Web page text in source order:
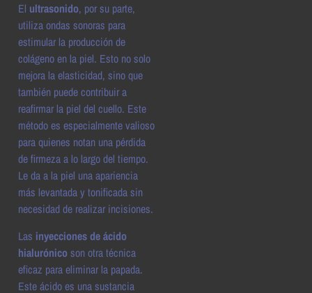
El ultrasonido, por su parte,
utiliza ondas sonoras para
estimular la producción de
colágeno en la piel. Esto no solo
mejora la elasticidad, sino que
también puede contribuir a
reafirmar la piel del cuello. Este
método es especialmente valioso
para quienes notan una pérdida
de firmeza a lo largo del tiempo.
Le da a la piel una apariencia
más levantada y tonificada sin
necesidad de realizar incisiones.
Las inyecciones de ácido
hialurónicoson otra técnica
eficaz para eliminar la papada.
Este ácido es una sustancia